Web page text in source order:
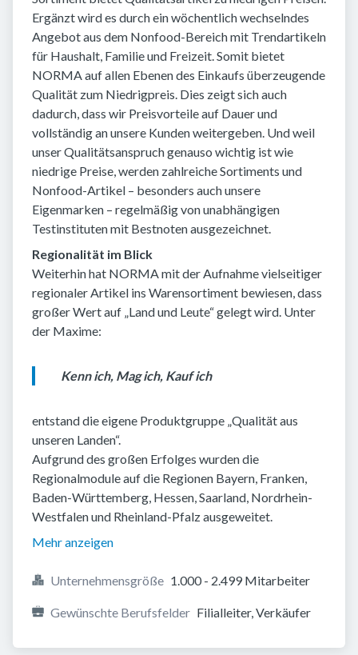
Ergänzt wird es durch ein wöchentlich wechselndes
Angebot aus dem Nonfood-Bereich mit Trendartikeln
für Haushalt, Familie und Freizeit. Somit bietet
NORMA auf allen Ebenen des Einkaufs überzeugende
Qualität zum Niedrigpreis. Dies zeigt sich auch
dadurch, dass wir Preisvorteile auf Dauer und
vollständig an unsere Kunden weitergeben. Und weil
unser Qualitätsanspruch genauso wichtig ist wie
niedrige Preise, werden zahlreiche Sortiments und
Nonfood-Artikel – besonders auch unsere
Eigenmarken – regelmäßig von unabhängigen
Testinstituten mit Bestnoten ausgezeichnet.
Regionalität im Blick
Weiterhin hat NORMA mit der Aufnahme vielseitiger
regionaler Artikel ins Warensortiment bewiesen, dass
großer Wert auf „Land und Leute“ gelegt wird. Unter
der Maxime:
Kenn ich, Mag ich, Kauf ich
entstand die eigene Produktgruppe „Qualität aus
unseren Landen“.
Aufgrund des großen Erfolges wurden die
Regionalmodule auf die Regionen Bayern, Franken,
Baden-Württemberg, Hessen, Saarland, Nordrhein-
Westfalen und Rheinland-Pfalz ausgeweitet.
Mehr anzeigen
Unternehmensgröße 1.000 - 2.499 Mitarbeiter
Gewünschte Berufsfelder Filialleiter, Verkäufer